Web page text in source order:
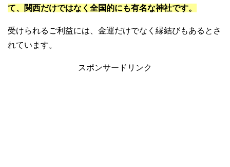
て、関西だけではなく全国的にも有名な神社です。
受けられるご利益には、金運だけでなく縁結びもあるとさ
れています。
スポンサードリンク